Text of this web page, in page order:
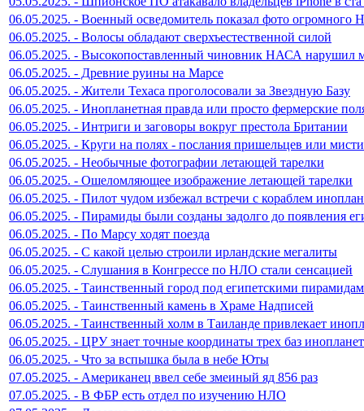
06.05.2025. - Военный осведомитель показал фото огромного
06.05.2025. - Волосы обладают сверхъестественной силой
06.05.2025. - Высокопоставленный чиновник НАСА нарушил
06.05.2025. - Древние руины на Марсе
06.05.2025. - Жители Техаса проголосовали за Звездную Базу
06.05.2025. - Инопланетная правда или просто фермерские
06.05.2025. - Интриги и заговоры вокруг престола Британии
06.05.2025. - Круги на полях - послания пришельцев или
06.05.2025. - Необычные фотографии летающей тарелки
06.05.2025. - Ошеломляющее изображение летающей тарелки
06.05.2025. - Пилот чудом избежал встречи с кораблем
06.05.2025. - Пирамиды были созданы задолго до появления
06.05.2025. - По Марсу ходят поезда
06.05.2025. - С какой целью строили ирландские мегалиты
06.05.2025. - Слушания в Конгрессе по НЛО стали сенсацией
06.05.2025. - Таинственный город под египетскими
06.05.2025. - Таинственный камень в Храме Надписей
06.05.2025. - Таинственный холм в Таиланде привлекает
06.05.2025. - ЦРУ знает точные координаты трех баз
06.05.2025. - Что за вспышка была в небе Юты
07.05.2025. - Американец ввел себе змеиный яд 856 раз
07.05.2025. - В ФБР есть отдел по изучению НЛО